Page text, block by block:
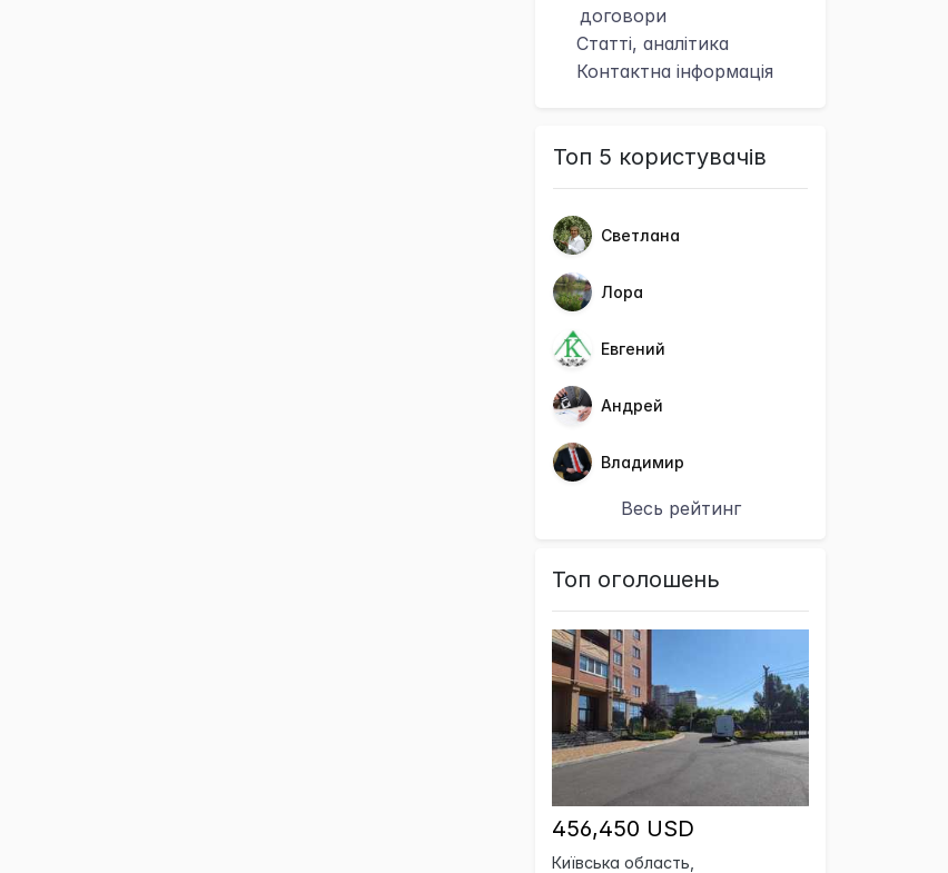
договори
Статті, аналітика
Контактна інформація
Топ 5 користувачів
Светлана
Лора
Евгений
Андрей
Владимир
Весь рейтинг
Топ оголошень
456,450 USD
Київська область,